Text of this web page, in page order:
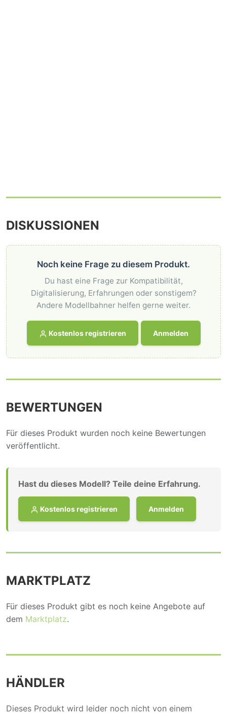
DISKUSSIONEN
Noch keine Frage zu diesem Produkt.
Du hast eine Frage zur Kompatibilität,
Digitalisierung, Erfahrungen oder sonstigem?
Andere Modellbahner helfen gerne weiter.
Kostenlos registrieren Anmelden
BEWERTUNGEN
Für dieses Produkt wurden noch keine Bewertungen
veröffentlicht.
Hast du dieses Modell? Teile deine Erfahrung.
Kostenlos registrieren Anmelden
MARKTPLATZ
Für dieses Produkt gibt es noch keine Angebote auf
dem Marktplatz.
HÄNDLER
Dieses Produkt wird leider noch nicht von einem